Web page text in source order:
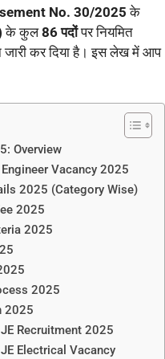
No. 30/2025 के
के कुल86 पदोंपर नियमित
जारी कर दिया है। इस लेख में आप
Overview
Vacancy 2025
2025 (Category Wise)
2025
2025
2025
2025
Recruitment 2025
Electrical Vacancy